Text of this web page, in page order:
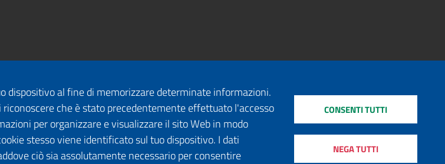
dispositivo al fine di memorizzare determinate informazioni.
che è stato precedentemente effettuato l'accesso
per organizzare e visualizzare il sito Web in modo
stesso viene identificato sul tuo dispositivo. I dati
ciò sia assolutamente necessario per consentire
NEGA TUTTI
CONSENTI TUTTI